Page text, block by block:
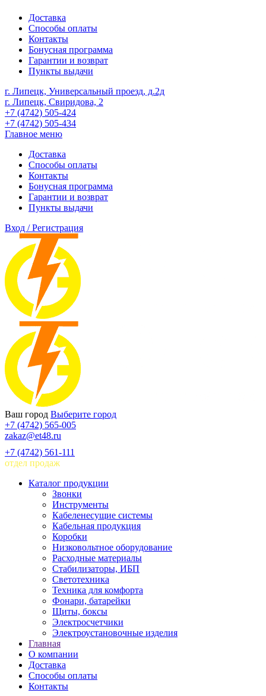
Доставка
Способы оплаты
Контакты
Бонусная программа
Гарантии и возврат
Пункты выдачи
г. Липецк, Универсальный проезд, д.2д
г. Липецк, Свиридова, 2
+7 (4742) 505-424
+7 (4742) 505-434
Главное меню
Доставка
Способы оплаты
Контакты
Бонусная программа
Гарантии и возврат
Пункты выдачи
Вход / Регистрация
Ваш город Выберите город
+7 (4742) 565-005
zakaz@et48.ru
+7 (4742) 561-111
отдел продаж
Каталог продукции
Звонки
Инструменты
Кабеленесущие системы
Кабельная продукция
Коробки
Низковольтное оборудование
Расходные материалы
Стабилизаторы, ИБП
Светотехника
Техника для комфорта
Фонари, батарейки
Щиты, боксы
Электросчетчики
Электроустановочные изделия
Главная
О компании
Доставка
Способы оплаты
Контакты